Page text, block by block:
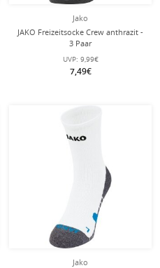
Jako
JAKO Freizeitsocke Crew anthrazit -
3 Paar
UVP: 9,99€
7,49€
Jako